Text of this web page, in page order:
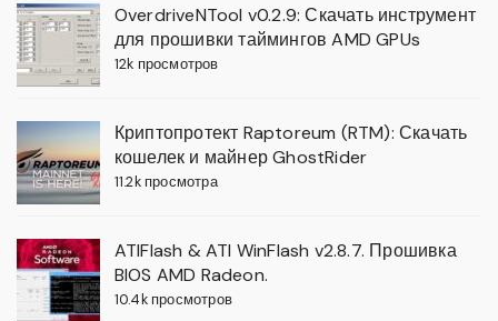
OverdriveNTool v0.2.9: Скачать инструмент
для прошивки таймингов AMD GPUs
12k просмотров
Криптопротект Raptoreum (RTM): Скачать
кошелек и майнер GhostRider
11.2k просмотра
ATIFlash & ATI WinFlash v2.8.7. Прошивка
BIOS AMD Radeon.
10.4k просмотров